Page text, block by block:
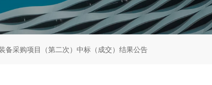
备采购项目（第二次）中标（成交）结果公告